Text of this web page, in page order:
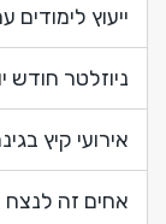
ייעוץ לימודים
ניוזלטר חודש
אירועי קיץ
אחים זה לנצח